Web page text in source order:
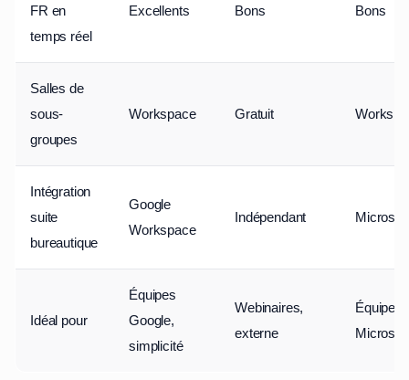
FR en
temps réel
Excellents Bons Bons
Salles de
sous-
groupes
Workspace Gratuit
Intégration
suite
bureautique
Google
Workspace
Indépendant
Idéal pour
Équipes
Google,
simplicité
Webinaires,
externe
Équipes
Microsoft